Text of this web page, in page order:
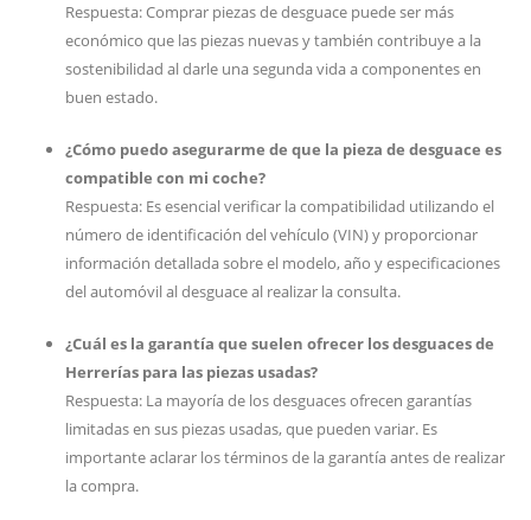
Respuesta: Comprar piezas de desguace puede ser más
económico que las piezas nuevas y también contribuye a la
sostenibilidad al darle una segunda vida a componentes en
buen estado.
¿Cómo puedo asegurarme de que la pieza de desguace es
compatible con mi coche?
Respuesta: Es esencial verificar la compatibilidad utilizando el
número de identificación del vehículo (VIN) y proporcionar
información detallada sobre el modelo, año y especificaciones
del automóvil al desguace al realizar la consulta.
¿Cuál es la garantía que suelen ofrecer los desguaces de
Herrerías para las piezas usadas?
Respuesta: La mayoría de los desguaces ofrecen garantías
limitadas en sus piezas usadas, que pueden variar. Es
importante aclarar los términos de la garantía antes de realizar
la compra.